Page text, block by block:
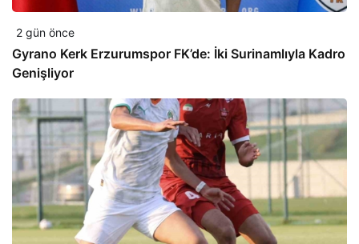
2 gün önce
Gyrano Kerk Erzurumspor FK’de: İki Surinamlıyla Kadro
Genişliyor